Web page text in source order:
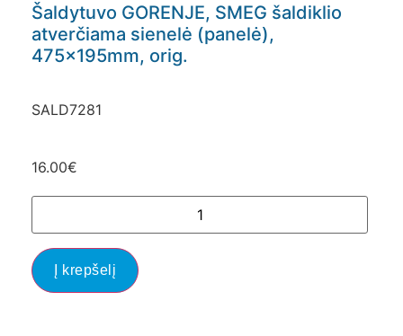
Šaldytuvo GORENJE, SMEG šaldiklio
atverčiama sienelė (panelė),
475x195mm, orig.
SALD7281
16.00€
Į krepšelį